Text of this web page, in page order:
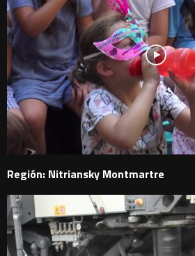
Región: Nitriansky Montmartre